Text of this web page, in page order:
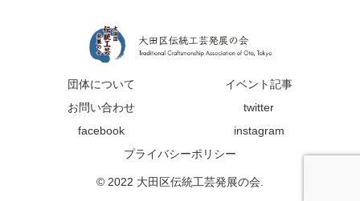
団体について
イベント記事
お問い合わせ
twitter
facebook
instagram
プライバシーポリシー
© 2022 大田区伝統工芸発展の会.